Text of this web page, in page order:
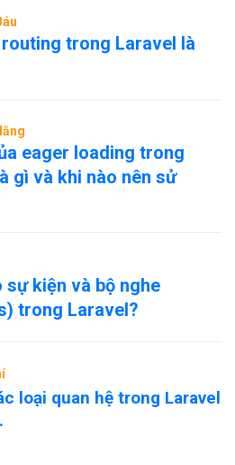
trong Laravel là
eager loading trong
gì và khi nào nên sử
sự kiện và bộ nghe
trong Laravel?
loại quan hệ trong Laravel